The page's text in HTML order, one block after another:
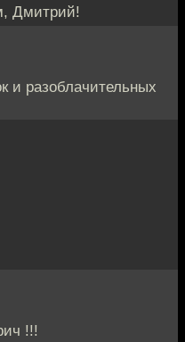
Дмитрий!
и разоблачительных
!!!